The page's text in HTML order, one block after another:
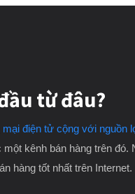
từ đâu?
điện tử cộng với nguồn
kênh bán hàng trên đó.
hàng tốt nhất trên Internet.